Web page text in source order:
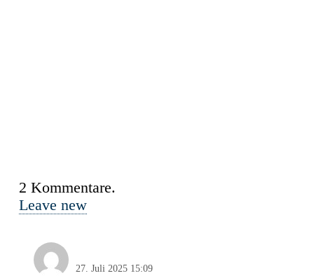
2 Kommentare.
Leave new
27. Juli 2025 15:09